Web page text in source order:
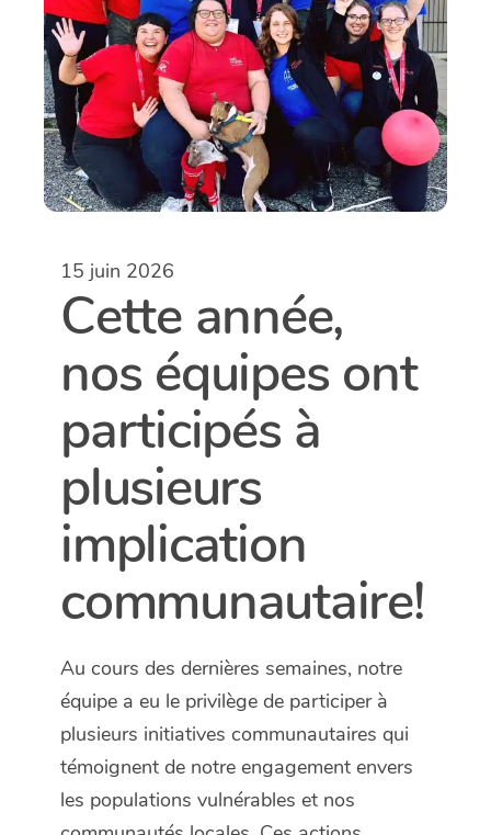
15 juin 2026
Cette année,
nos équipes ont
participés à
plusieurs
implication
communautaire!
Au cours des dernières semaines, notre
équipe a eu le privilège de participer à
plusieurs initiatives communautaires qui
témoignent de notre engagement envers
les populations vulnérables et nos